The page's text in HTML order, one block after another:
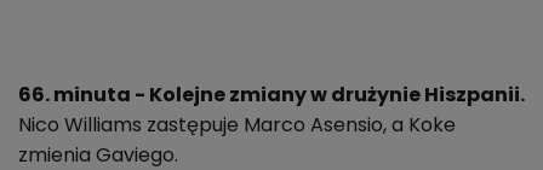
66. minuta - Kolejne zmiany w drużynie Hiszpanii.
Nico Williams zastępuje Marco Asensio, a Koke
zmienia Gaviego.